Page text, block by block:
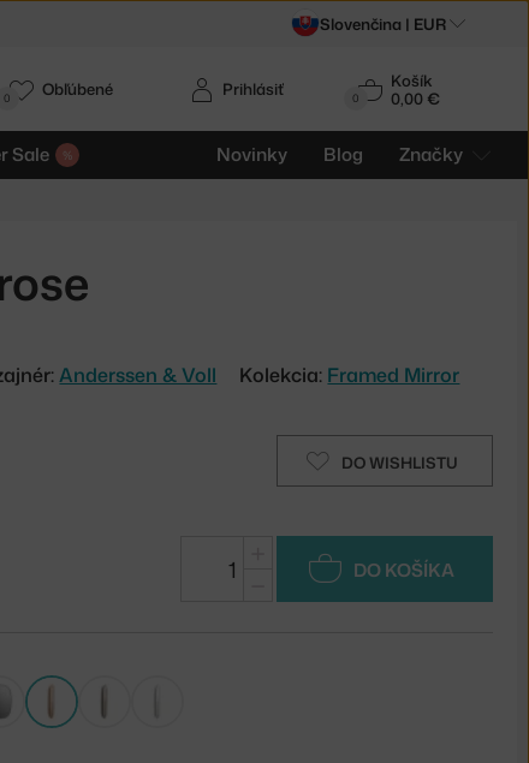
0
Košík
0,00 €
Sale Novinky Blog Značky
Prihlásiť
0 Obľúbené
Anderssen & Voll Kolekcia: Framed Mirror
DO WISHLISTU
DO KOŠÍKA
Slovenčina | EUR